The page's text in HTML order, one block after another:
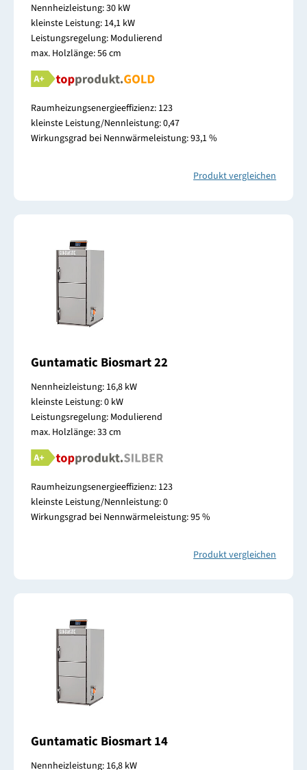
Nennheizleistung: 30 kW
kleinste Leistung: 14,1 kW
Leistungsregelung: Modulierend
max. Holzlänge: 56 cm
Raumheizungsenergieeffizienz: 123
kleinste Leistung/Nennleistung: 0,47
Wirkungsgrad bei Nennwärmeleistung: 93,1 %
Produkt vergleichen
Guntamatic Biosmart 22
Nennheizleistung: 16,8 kW
kleinste Leistung: 0 kW
Leistungsregelung: Modulierend
max. Holzlänge: 33 cm
Raumheizungsenergieeffizienz: 123
kleinste Leistung/Nennleistung: 0
Wirkungsgrad bei Nennwärmeleistung: 95 %
Produkt vergleichen
Guntamatic Biosmart 14
Nennheizleistung: 16,8 kW